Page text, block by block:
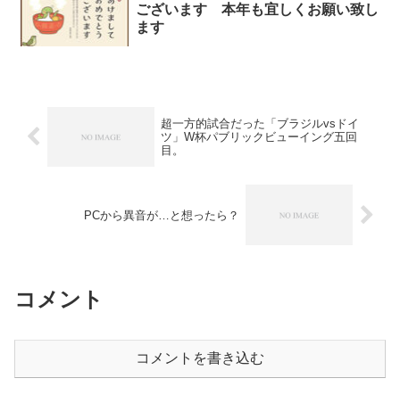
ございます 本年も宜しくお願い致し
ます
超一方的試合だった「ブラジルvsドイ
ツ」W杯パブリックビューイング五回
目。
PCから異音が…と想ったら？
コメント
コメントを書き込む